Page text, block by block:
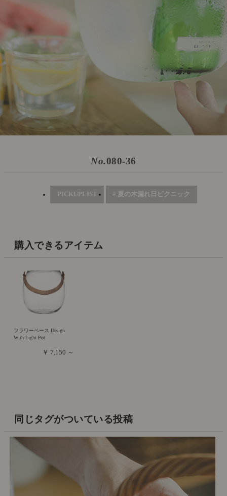
No.080-36
PICKUPLIST # 夏の木漏れ日ピクニック
購入できるアイテム
フラワーベース Design
With Light Pot
￥ 7,150 ～
同じタグがついている投稿